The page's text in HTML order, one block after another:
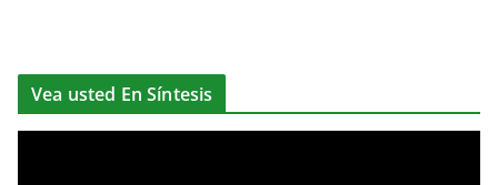
Vea usted En Síntesis